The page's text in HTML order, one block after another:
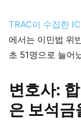
TRAC이 수집한
에서는 이민법 위
초 51명으로 늘어
변호사:
은 보석금